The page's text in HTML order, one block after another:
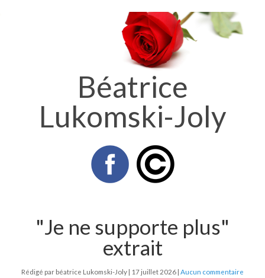
Béatrice
Lukomski-Joly
"Je ne supporte plus"
extrait
Rédigé par béatrice Lukomski-Joly 17 juillet 2026 Aucun commentaire